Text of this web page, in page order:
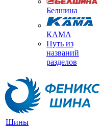
Белшина
КАМА
Путь из
названий
разделов
Шины